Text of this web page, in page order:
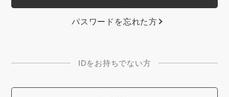
パスワードを忘れた方
IDをお持ちでない方